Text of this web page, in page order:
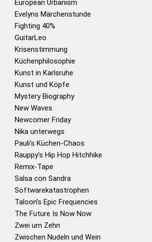
European Urbanism
Evelyns Märchenstunde
Fighting 40%
GuitarLeo
Krisenstimmung
Küchenphilosophie
Kunst in Karlsruhe
Kunst und Köpfe
Mystery Biography
New Waves
Newcomer Friday
Nika unterwegs
Pauli's Küchen-Chaos
Rauppy’s Hip Hop Hitchhike
Remix-Tape
Salsa con Sandra
Softwarekatastrophen
Taloon’s Epic Frequencies
The Future Is Now Now
Zwei um Zehn
Zwischen Nudeln und Wein